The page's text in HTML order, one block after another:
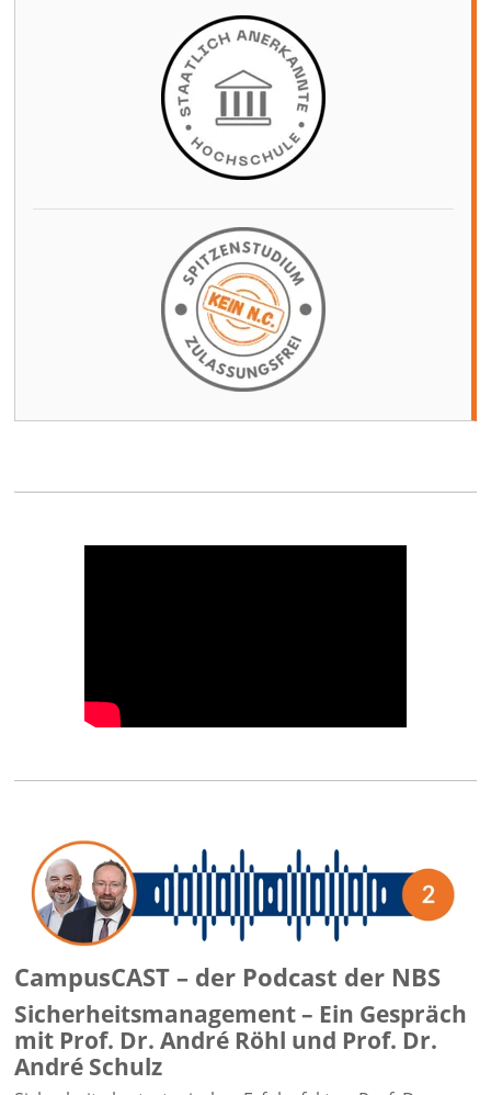
CampusCAST – der Podcast der NBS
Sicherheitsmanagement – Ein Gespräch
mit Prof. Dr. André Röhl und Prof. Dr.
André Schulz